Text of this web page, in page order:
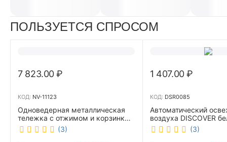
ПОЛЬЗУЕТСЯ СПРОСОМ
7 823.00₽
КОД: NV-11123
Одноведерная металлическая
тележка с отжимом и корзинкой
под химию NV 23 л NV-11123
(3)
1 407.00₽
КОД: DSR0085
Автоматический
воздуха DISCOVER
DSR0085
(3)